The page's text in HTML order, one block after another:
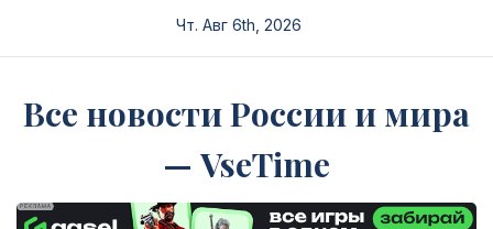
Чт. Авг 6th, 2026
Все новости России и мира
— VseTime